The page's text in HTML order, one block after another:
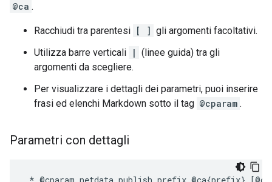
@ca .
Racchiudi tra parentesi [ ] gli argomenti facoltativi.
Utilizza barre verticali
| (linee guida) tra gli
argomenti da scegliere.
Per visualizzare i dettagli dei parametri, puoi inserire
frasi ed elenchi Markdown sotto il tag @cparam .
Parametri con dettagli